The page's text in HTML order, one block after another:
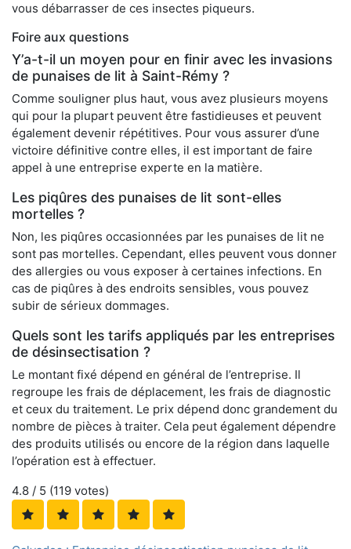
vous débarrasser de ces insectes piqueurs.
Foire aux questions
Y’a-t-il un moyen pour en finir avec les invasions
de punaises de lit à Saint-Rémy ?
Comme souligner plus haut, vous avez plusieurs moyens
qui pour la plupart peuvent être fastidieuses et peuvent
également devenir répétitives. Pour vous assurer d’une
victoire définitive contre elles, il est important de faire
appel à une entreprise experte en la matière.
Les piqûres des punaises de lit sont-elles
mortelles ?
Non, les piqûres occasionnées par les punaises de lit ne
sont pas mortelles. Cependant, elles peuvent vous donner
des allergies ou vous exposer à certaines infections. En
cas de piqûres à des endroits sensibles, vous pouvez
subir de sérieux dommages.
Quels sont les tarifs appliqués par les entreprises
de désinsectisation ?
Le montant fixé dépend en général de l’entreprise. Il
regroupe les frais de déplacement, les frais de diagnostic
et ceux du traitement. Le prix dépend donc grandement du
nombre de pièces à traiter. Cela peut également dépendre
des produits utilisés ou encore de la région dans laquelle
l’opération est à effectuer.
4.8 / 5 (119 votes)